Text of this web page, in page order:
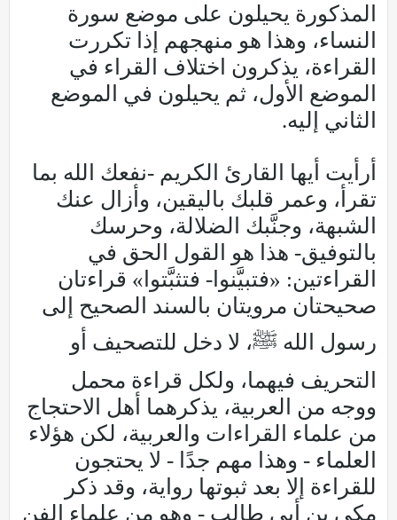
المذكورة يحيلون على موضع سورة
النساء، وهذا هو منهجهم إذا تكررت
القراءة، يذكرون اختلاف القراء في
الموضع الأول، ثم يحيلون في الموضع
الثاني إليه.
أرأيت أيها القارئ الكريم -نفعك الله بما
تقرأ، وعمر قلبك باليقين، وأزال عنك
الشبهة، وجنَّبك الضلالة، وحرسك
بالتوفيق- هذا هو القول الحق في
القراءتين: «فتبيَّنوا- فتثبَّتوا» قراءتان
صحيحتان مرويتان بالسند الصحيح إلى
رسول الله ﷺ، لا دخل للتصحيف أو
التحريف فيهما، ولكل قراءة محمل
ووجه من العربية، يذكرهما أهل الاحتجاج
من علماء القراءات والعربية، لكن هؤلاء
العلماء - وهذا مهم جدًا - لا يحتجون
للقراءة إلا بعد ثبوتها رواية، وقد ذكر
مكي بن أبي طالب - وهو من علماء الفن